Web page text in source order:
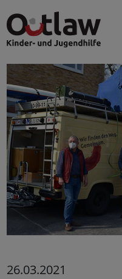
26.03.2021